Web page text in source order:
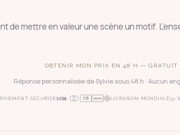
de mettre en valeur une scène un motif.
OBTENIR MON PRIX EN 48 H — GRATUIT
Réponse personnalisée de Sylvie sous 48 h · Aucun
PAIEMENT SÉCURISÉ CB AMEX LIVRAISON MONDIALE 3×